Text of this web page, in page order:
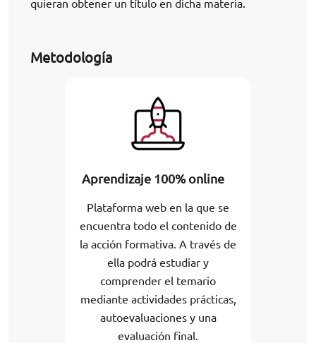
quieran obtener un título en dicha materia.
Metodología
Aprendizaje 100% online
Plataforma web en la que se
encuentra todo el contenido de
la acción formativa. A través de
ella podrá estudiar y
comprender el temario
mediante actividades prácticas,
autoevaluaciones y una
evaluación final.